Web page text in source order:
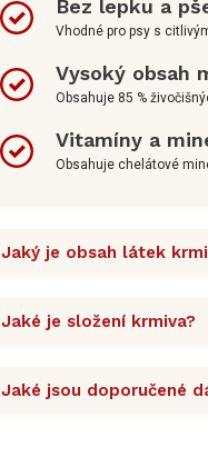
Bez lepku a
Vhodné pro psy s
Vysoký obsah
Obsahuje 85 %
Vitamíny a
Obsahuje chelátové
Jaký je obsah látek
Jaké je složení krmiva?
Jaké jsou doporučené